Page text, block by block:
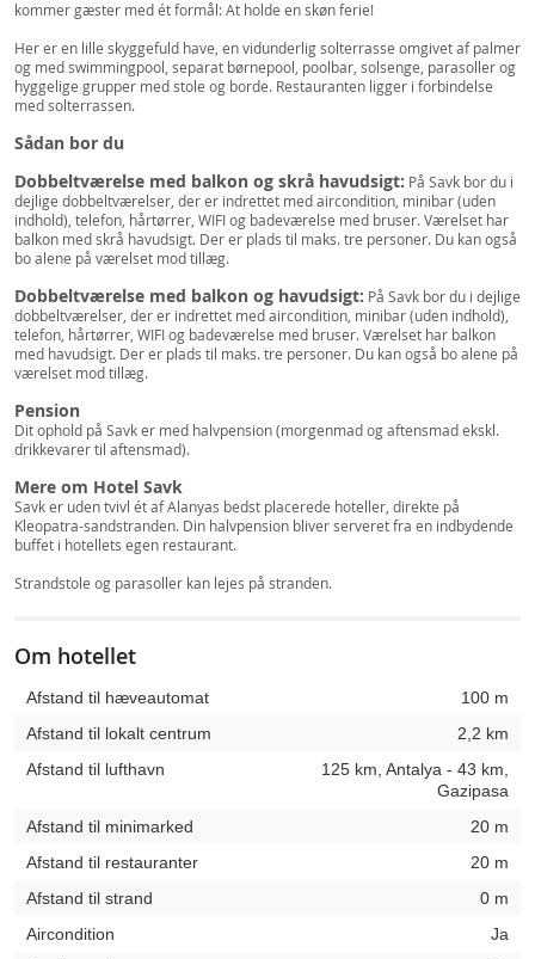
kommer gæster med ét formål: At holde en skøn ferie!
Her er en lille skyggefuld have, en vidunderlig solterrasse omgivet af palmer
og med swimmingpool, separat børnepool, poolbar, solsenge, parasoller og
hyggelige grupper med stole og borde. Restauranten ligger i forbindelse
med solterrassen.
Sådan bor du
Dobbeltværelse med balkon og skrå havudsigt: På Savk bor du i
dejlige dobbeltværelser, der er indrettet med aircondition, minibar (uden
indhold), telefon, hårtørrer, WIFI og badeværelse med bruser. Værelset har
balkon med skrå havudsigt. Der er plads til maks. tre personer. Du kan også
bo alene på værelset mod tillæg.
Dobbeltværelse med balkon og havudsigt: På Savk bor du i dejlige
dobbeltværelser, der er indrettet med aircondition, minibar (uden indhold),
telefon, hårtørrer, WIFI og badeværelse med bruser. Værelset har balkon
med havudsigt. Der er plads til maks. tre personer. Du kan også bo alene på
værelset mod tillæg.
Pension
Dit ophold på Savk er med halvpension (morgenmad og aftensmad ekskl.
drikkevarer til aftensmad).
Mere om Hotel Savk
Savk er uden tvivl ét af Alanyas bedst placerede hoteller, direkte på
Kleopatra-sandstranden. Din halvpension bliver serveret fra en indbydende
buffet i hotellets egen restaurant.
Strandstole og parasoller kan lejes på stranden.
Om hotellet
Afstand til hæveautomat
100 m
Afstand til lokalt centrum
2,2 km
Afstand til lufthavn
125 km, Antalya - 43 km,
Gazipasa
Afstand til minimarked
20 m
Afstand til restauranter
20 m
Afstand til strand
0 m
Aircondition
Ja